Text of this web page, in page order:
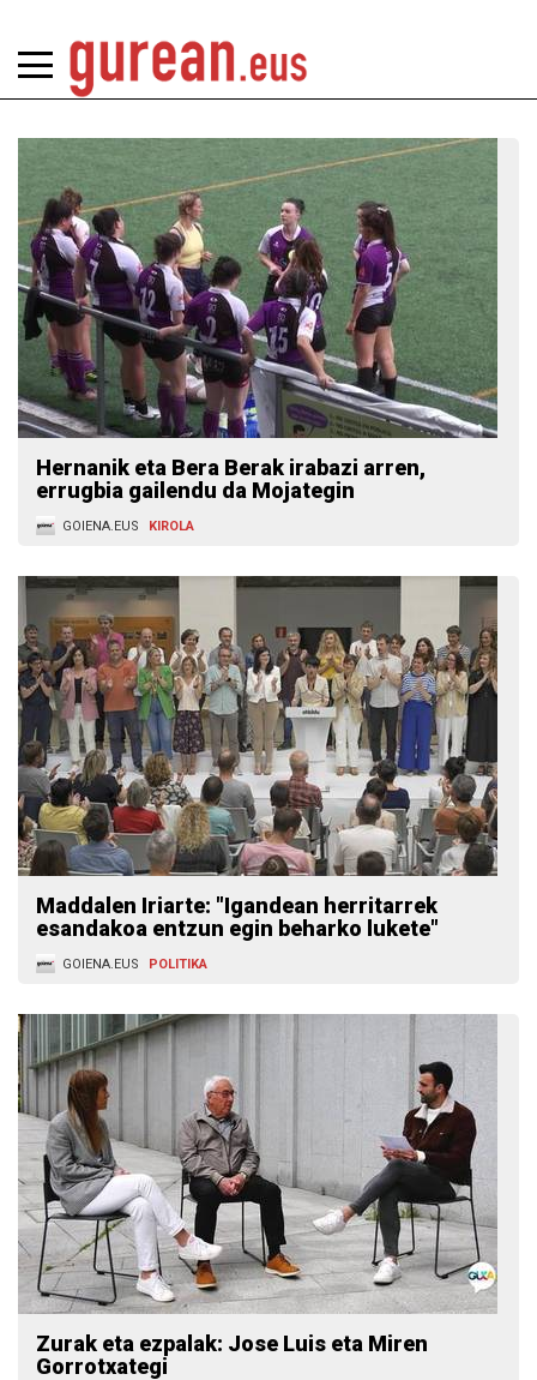
Hernanik eta Bera Berak irabazi arren,
errugbia gailendu da Mojategin
GOIENA.EUS KIROLA
Maddalen Iriarte: "Igandean herritarrek
esandakoa entzun egin beharko lukete"
GOIENA.EUS POLITIKA
Zurak eta ezpalak: Jose Luis eta Miren
Gorrotxategi